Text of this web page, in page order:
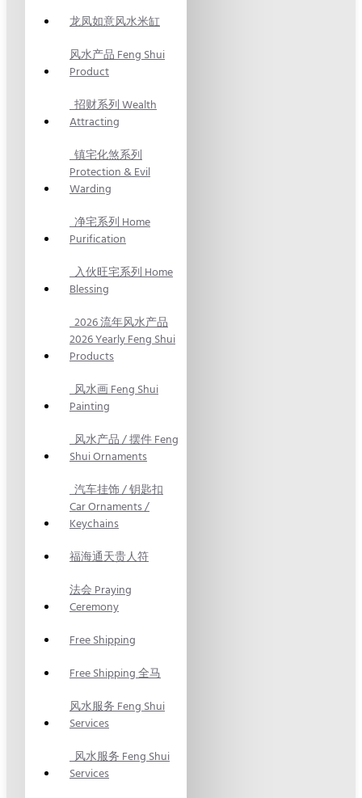
龙凤如意风水米缸
风水产品 Feng Shui
Product
招财系列 Wealth
Attracting
镇宅化煞系列
Protection & Evil
Warding
净宅系列 Home
Purification
入伙旺宅系列 Home
Blessing
2026 流年风水产品
2026 Yearly Feng Shui
Products
风水画 Feng Shui
Painting
风水产品 / 摆件 Feng
Shui Ornaments
汽车挂饰 / 钥匙扣
Car Ornaments /
Keychains
福海通天贵人符
法会 Praying
Ceremony
Free Shipping
Free Shipping 全马
风水服务 Feng Shui
Services
风水服务 Feng Shui
Services